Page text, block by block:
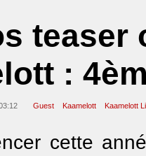
teaser
:
Guest Kaamelott Kaamelott
cette